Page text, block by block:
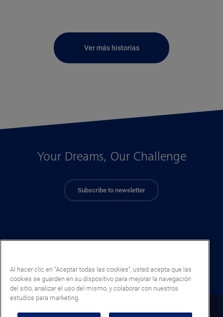
Ver más historias
Your Dreams, Our Challenge
Subscribe to newsletter
Chile (ES)
Al hacer clic en “Aceptar todas las cookies”, usted acepta que las
cookies se guarden en su dispositivo para mejorar la navegación
del sitio, analizar el uso del mismo, y colaborar con nuestros
estudios para marketing.